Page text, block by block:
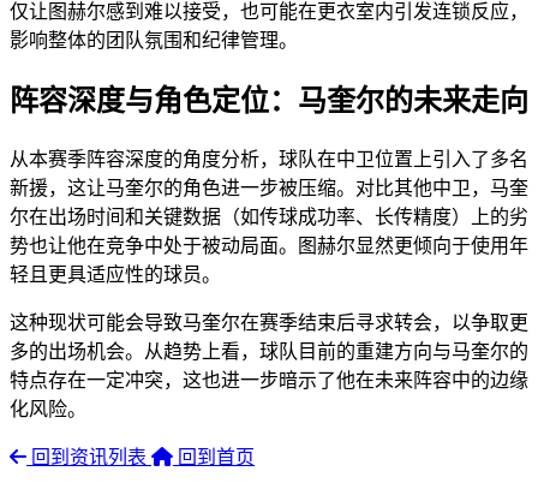
仅让图赫尔感到难以接受，也可能在更衣室内引发连锁反应，
影响整体的团队氛围和纪律管理。
阵容深度与角色定位：马奎尔的未来走向
从本赛季阵容深度的角度分析，球队在中卫位置上引入了多名
新援，这让马奎尔的角色进一步被压缩。对比其他中卫，马奎
尔在出场时间和关键数据（如传球成功率、长传精度）上的劣
势也让他在竞争中处于被动局面。图赫尔显然更倾向于使用年
轻且更具适应性的球员。
这种现状可能会导致马奎尔在赛季结束后寻求转会，以争取更
多的出场机会。从趋势上看，球队目前的重建方向与马奎尔的
特点存在一定冲突，这也进一步暗示了他在未来阵容中的边缘
化风险。
回到资讯列表 回到首页